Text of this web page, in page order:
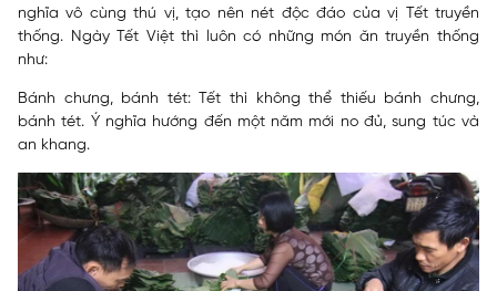
nghĩa vô cùng thú vị, tạo nên nét độc đáo của vị Tết truyền
thống. Ngày Tết Việt thì luôn có những món ăn truyền thống
như:
Bánh chưng, bánh tét: Tết thì không thể thiếu bánh chưng,
bánh tét. Ý nghĩa hướng đến một năm mới no đủ, sung túc và
an khang.